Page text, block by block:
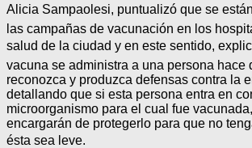
Alicia Sampaolesi, puntualizó que se
las campañas de vacunación en los
salud de la ciudad y en este sentido,
vacuna se administra a una persona hace
reconozca y produzca defensas contra la
detallando que si esta persona entra en
microorganismo para el cual fue
encargarán de protegerlo para que no
ésta sea leve.